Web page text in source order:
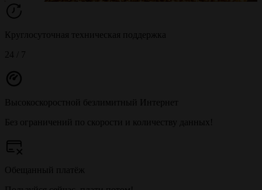
Круглосуточная техническая поддержка
24 / 7
Высокоскоростной безлимитный Интернет
Без ограничений по скорости и количеству данных!
Обещанный платёж